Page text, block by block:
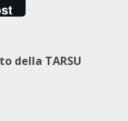
della TARSU